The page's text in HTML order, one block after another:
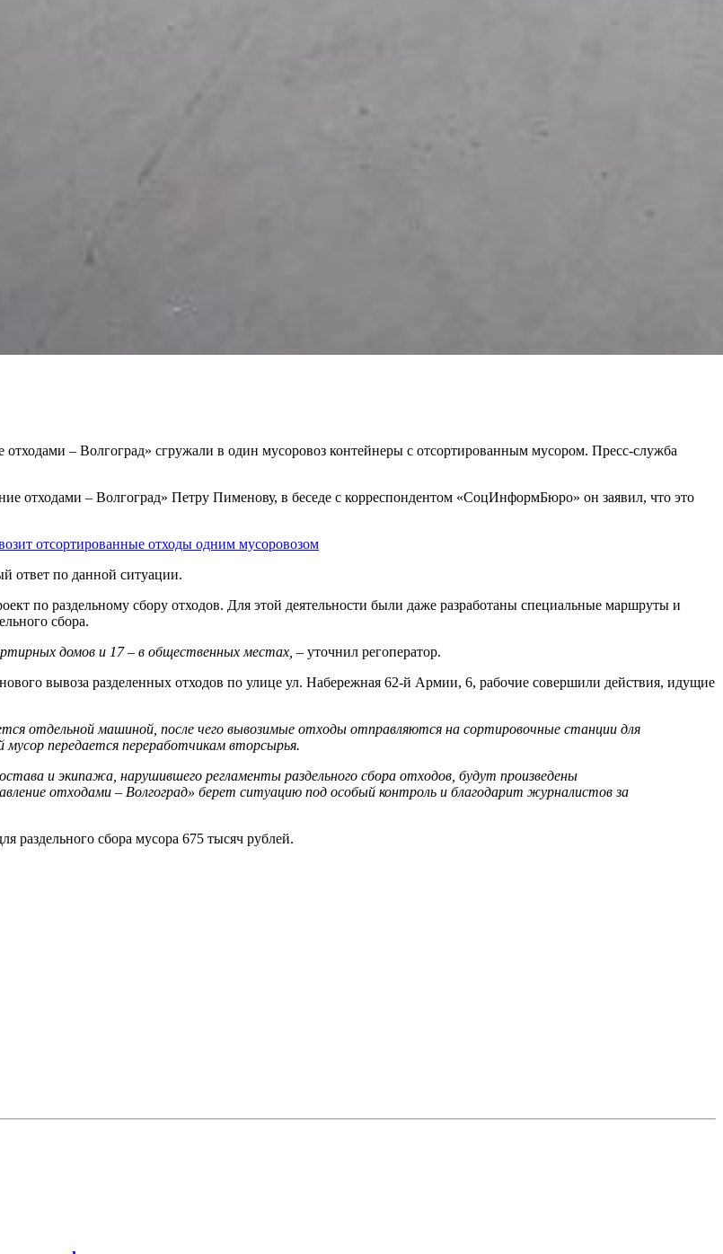
– Волгоград» сгружали в один мусоровоз контейнеры с отсортированным мусором. Пресс-служба
отходами – Волгоград» Петру Пименову, в беседе с корреспондентом «СоцИнформБюро» он заявил, что это
отсортированные отходы одним мусоровозом
ответ по данной ситуации.
по раздельному сбору отходов. Для этой деятельности были даже разработаны специальные маршруты и
сбора.
домов и 17 – в общественных местах, – уточнил регоператор.
вывоза разделенных отходов по улице ул. Hабережная 62-й Армии, 6, рабочие совершили действия, идущие
отдельной машиной, после чего вывозимые отходы отправляются на сортировочные станции для
передается переработчикам вторсырья.
и экипажа, нарушившего регламенты раздельного сбора отходов, будут произведены
отходами – Волгоград» берет ситуацию под особый контроль и благодарит журналистов за
раздельного сбора мусора 675 тысяч рублей.